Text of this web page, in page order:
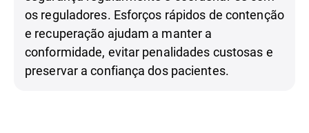
os reguladores. Esforços rápidos de contenção
e recuperação ajudam a manter a
conformidade, evitar penalidades custosas e
preservar a confiança dos pacientes.